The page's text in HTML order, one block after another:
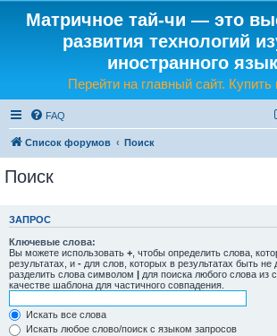
Матричное тай-чи — это
развития технологий
иностранного
Перейти на главный сайт.
FAQ
Список форумов Поиск
Поиск
ЗАПРОС
Ключевые слова:
Вы можете использовать + , чтобы определить слова,
результатах, и - для слов, которых в результатах быть
разделить слова символом | для поиска любого слова из
качестве шаблона для частичного совпадения.
Искать все слова
Искать любое слово/поиск с языком запросов